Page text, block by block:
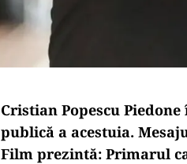
Cristian Popescu
publică a acestuia.
Film prezintă: Primarul